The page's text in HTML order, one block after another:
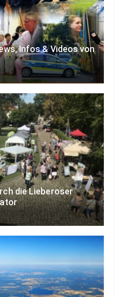
Infos & Videos von
die Lieberoser